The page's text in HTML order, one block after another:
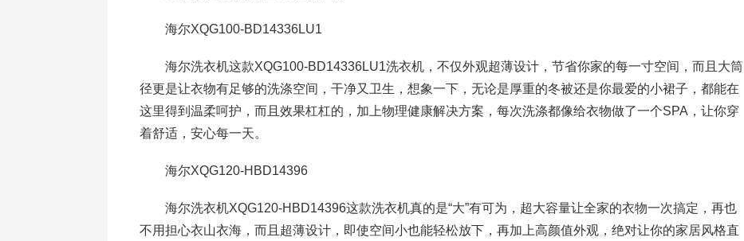
海尔XQG100-BD14336LU1
海尔洗衣机这款XQG100-BD14336LU1洗衣机，不仅外观超薄设计，节省你家的每一寸空间，而且大筒
径更是让衣物有足够的洗涤空间，干净又卫生，想象一下，无论是厚重的冬被还是你最爱的小裙子，都能在
这里得到温柔呵护，而且效果杠杠的，加上物理健康解决方案，每次洗涤都像给衣物做了一个SPA，让你穿
着舒适，安心每一天。
海尔XQG120-HBD14396
海尔洗衣机XQG120-HBD14396这款洗衣机真的是“大”有可为，超大容量让全家的衣物一次搞定，再也
不用担心衣山衣海，而且超薄设计，即使空间小也能轻松放下，再加上高颜值外观，绝对让你的家居风格直